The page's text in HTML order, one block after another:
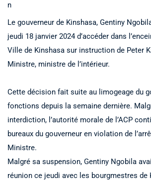
n
Le gouverneur de Kinshasa, Gentiny
jeudi 18 janvier 2024 d’accéder dans
Ville de Kinshasa sur instruction de Peter
Ministre, ministre de l’intérieur.
Cette décision fait suite au limogeage du
fonctions depuis la semaine dernière.
interdiction, l’autorité morale de l’ACP
bureaux du gouverneur en violation de
Ministre.
Malgré sa suspension, Gentiny Ngobila
réunion ce jeudi avec les bourgmestres de